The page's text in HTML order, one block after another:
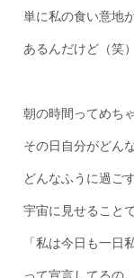
単に私の食い意地
あるんだけど（笑）
朝の時間ってめち
その日自分がどん
どんなふうに過ご
宇宙に見せることで
「私は今日も一日